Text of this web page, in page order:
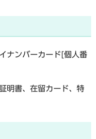
ナンバーカード[個人番
明書、在留カード、特